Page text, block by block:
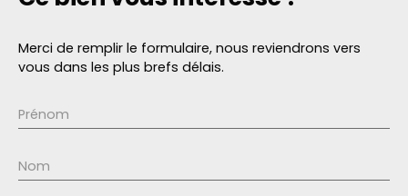
Merci de remplir le formulaire, nous reviendrons vers
vous dans les plus brefs délais.
Prénom
Nom